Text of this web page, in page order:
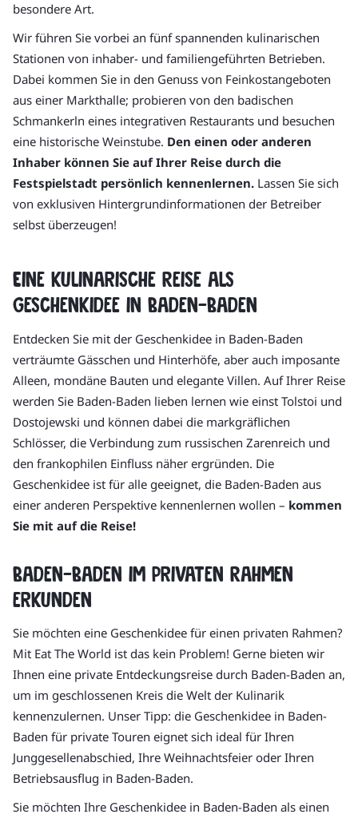
besondere Art.
Wir führen Sie vorbei an fünf spannenden kulinarischen
Stationen von inhaber- und familiengeführten Betrieben.
Dabei kommen Sie in den Genuss von Feinkostangeboten
aus einer Markthalle; probieren von den badischen
Schmankerln eines integrativen Restaurants und besuchen
eine historische Weinstube. Den einen oder anderen
Inhaber können Sie auf Ihrer Reise durch die
Festspielstadt persönlich kennenlernen. Lassen Sie sich
von exklusiven Hintergrundinformationen der Betreiber
selbst überzeugen!
Eine kulinarische Reise als
Geschenkidee in Baden-Baden
Entdecken Sie mit der Geschenkidee in Baden-Baden
verträumte Gässchen und Hinterhöfe, aber auch imposante
Alleen, mondäne Bauten und elegante Villen. Auf Ihrer Reise
werden Sie Baden-Baden lieben lernen wie einst Tolstoi und
Dostojewski und können dabei die markgräflichen
Schlösser, die Verbindung zum russischen Zarenreich und
den frankophilen Einfluss näher ergründen. Die
Geschenkidee ist für alle geeignet, die Baden-Baden aus
einer anderen Perspektive kennenlernen wollen – kommen
Sie mit auf die Reise!
Baden-Baden im privaten Rahmen
erkunden
Sie möchten eine Geschenkidee für einen privaten Rahmen?
Mit Eat The World ist das kein Problem! Gerne bieten wir
Ihnen eine private Entdeckungsreise durch Baden-Baden an,
um im geschlossenen Kreis die Welt der Kulinarik
kennenzulernen. Unser Tipp: die Geschenkidee in Baden-
Baden für private Touren eignet sich ideal für Ihren
Junggesellenabschied, Ihre Weihnachtsfeier oder Ihren
Betriebsausflug in Baden-Baden.
Sie möchten Ihre Geschenkidee in Baden-Baden als einen